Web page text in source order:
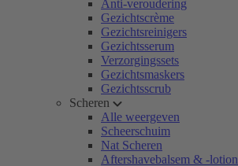
Anti-veroudering
Gezichtscrème
Gezichtsreinigers
Gezichtsserum
Verzorgingssets
Gezichtsmaskers
Gezichtsscrub
Scheren
Alle weergeven
Scheerschuim
Nat Scheren
Aftershavebalsem & -lotion